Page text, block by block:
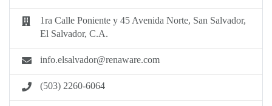
1ra Calle Poniente y 45 Avenida Norte, San Salvador,
El Salvador, C.A.
info.elsalvador@renaware.com
(503) 2260-6064